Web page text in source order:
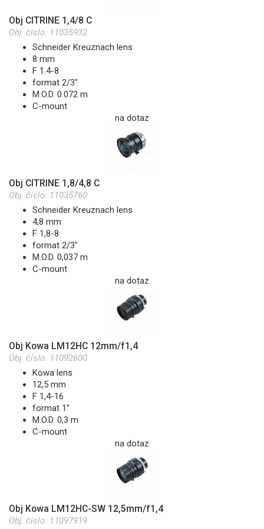
Obj CITRINE 1,4/8 C
Obj. číslo: 11035932
Schneider Kreuznach lens
8 mm
F 1.4-8
format 2/3"
M.O.D. 0.072 m
C-mount
na dotaz
Obj CITRINE 1,8/4,8 C
Obj. číslo: 11035760
Schneider Kreuznach lens
4,8 mm
F 1,8-8
format 2/3"
M.O.D. 0,037 m
C-mount
na dotaz
Obj Kowa LM12HC 12mm/f1,4
Obj. číslo: 11092600
Kowa lens
12,5 mm
F 1,4-16
format 1"
M.O.D. 0,3 m
C-mount
na dotaz
Obj Kowa LM12HC-SW 12,5mm/f1,4
Obj. číslo: 11097919